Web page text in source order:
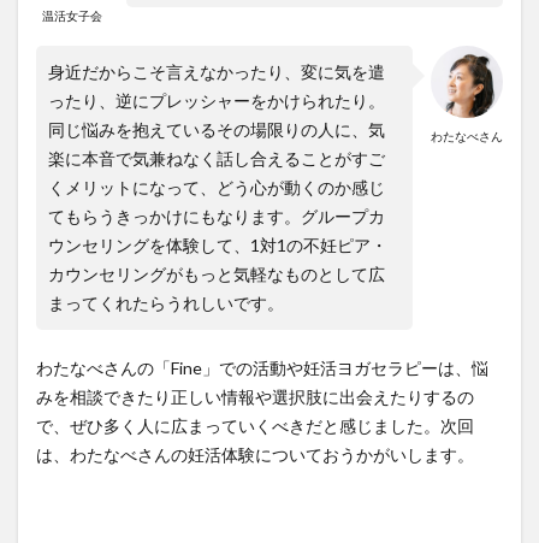
温活女子会
わたなべさん
身近だからこそ言えなかったり、変に気を遣
ったり、逆にプレッシャーをかけられたり。
同じ悩みを抱えているその場限りの人に、気
楽に本音で気兼ねなく話し合えることがすご
くメリットになって、どう心が動くのか感じ
てもらうきっかけにもなります。 グループカ
ウンセリングを体験して、1対1の不妊ピア・
カウンセリングがもっと気軽なものとして広
まってくれたらうれしいです。
わたなべさんの「Fine」での活動や妊活ヨガセラピーは、悩
みを相談できたり正しい情報や選択肢に出会えたりするの
で、ぜひ多く人に広まっていくべきだと感じました。次回
は、わたなべさんの妊活体験についておうかがいします。